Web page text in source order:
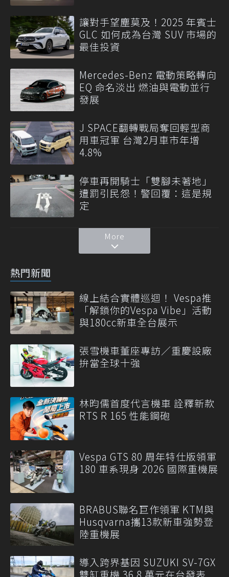
讓對手望塵莫及！2025 年賓士
GLC 如何成為台灣 SUV 市場的
最佳投資
Mercedes-Benz 電動策略轉向
EQ 命名淡出 燃油與電動並行
發展
J SPACE翻轉戰局奪回輕型商
用車冠軍 台灣2月車市年增
4.8%
停車再開騎士「雙腳未著地」
遭罰引民怨！警回覆：這是規
定
More
熱門新聞
線上結合實體巡迴！ Vespa推
「解鎖你的Vespa Vibe」活動
與180cc新車全台展示
張雪機車董座專訪／重慶設廠
拚當全球十強
林昀儒首度代言機車 詮釋新款
RTS R 165 性能鋼砲
Vespa GTS 80 周年特仕版領軍
180 車系現身 2026 國際重機展
BRABUS聯名巨作領軍 KTM與
Husqvarna攜13款新車強勢登
陸重機展
導入跨界基因 SUZUKI SV-7GX